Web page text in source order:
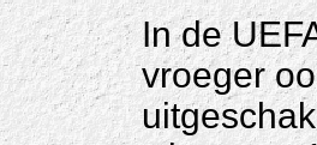
In de
vroeger